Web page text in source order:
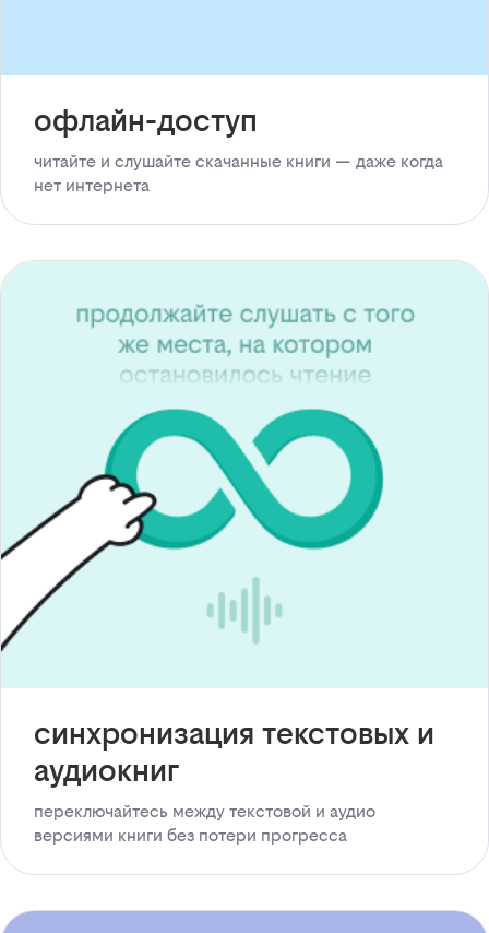
офлайн-доступ
читайте и слушайте скачанные книги — даже когда
нет интернета
синхронизация текстовых и
аудиокниг
переключайтесь между текстовой и аудио
версиями книги без потери прогресса